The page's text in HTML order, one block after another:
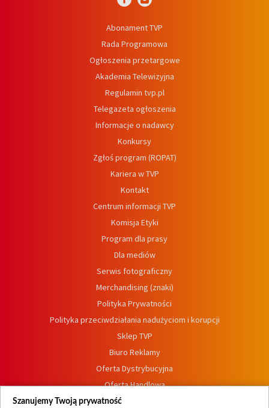
Abonament TVP
Rada Programowa
Ogłoszenia przetargowe
Akademia Telewizyjna
Regulamin tvp.pl
Telegazeta ogłoszenia
Informacje o nadawcy
Konkursy
Zgłoś program (ROPAT)
Kariera w TVP
Kontakt
Centrum informacji TVP
Komisja Etyki
Program dla prasy
Dla mediów
Serwis fotograficzny
Merchandising (znaki)
Polityka Prywatności
Polityka przeciwdziałania nadużyciom i korupcji
Sklep TVP
Biuro Reklamy
Oferta Dystrybucyjna
Oferta Handlowa
Dostępność
Szanujemy Twoją prywatność